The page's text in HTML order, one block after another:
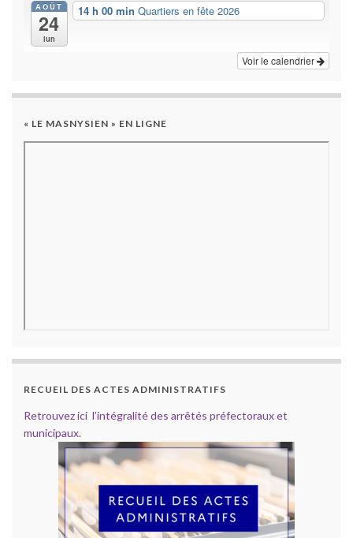
AOÛT
24
lun
14 h 00 min Quartiers en fête 2026
Voir le calendrier
« LE MASNYSIEN » EN LIGNE
RECUEIL DES ACTES ADMINISTRATIFS
Retrouvez ici l’intégralité des arrêtés préfectoraux et
municipaux.